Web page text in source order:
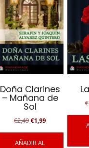
Doña Clarines
– Mañana de
Sol
€2,49 El
€1,99El
AÑADIR AL
€